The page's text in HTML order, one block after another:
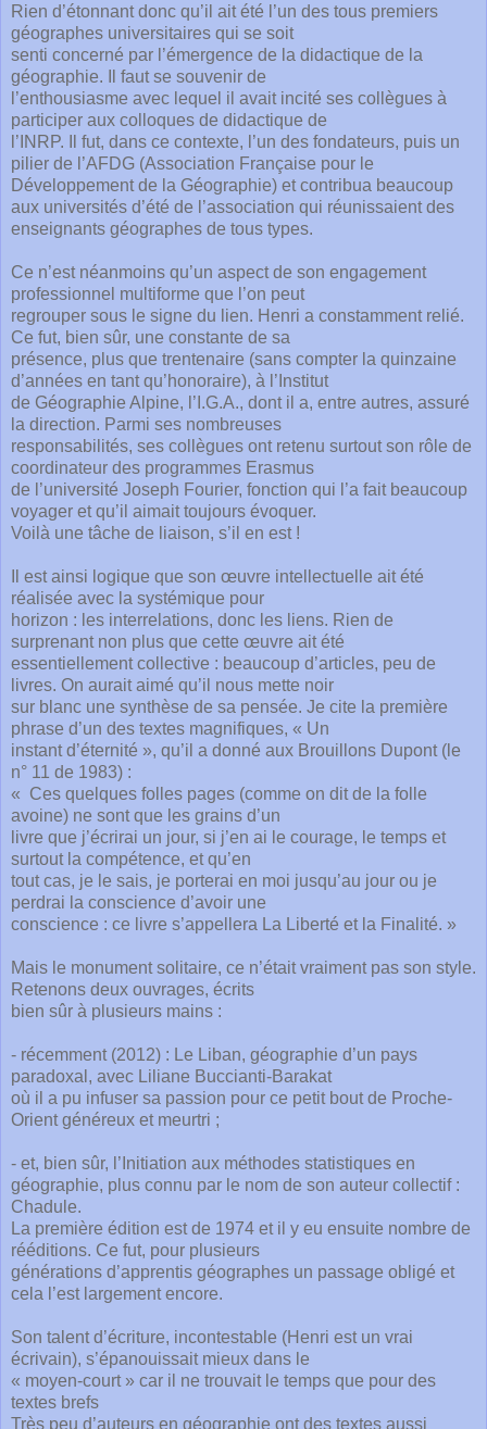
Rien d’étonnant donc qu’il ait été l’un des tous premiers
géographes universitaires qui se soit
senti concerné par l’émergence de la didactique de la
géographie. Il faut se souvenir de
l’enthousiasme avec lequel il avait incité ses collègues à
participer aux colloques de didactique de
l’INRP. Il fut, dans ce contexte, l’un des fondateurs, puis un
pilier de l’AFDG (Association Française pour le
Développement de la Géographie) et contribua beaucoup
aux universités d’été de l’association qui réunissaient des
enseignants géographes de tous types.
Ce n’est néanmoins qu’un aspect de son engagement
professionnel multiforme que l’on peut
regrouper sous le signe du lien. Henri a constamment relié.
Ce fut, bien sûr, une constante de sa
présence, plus que trentenaire (sans compter la quinzaine
d’années en tant qu’honoraire), à l’Institut
de Géographie Alpine, l’I.G.A., dont il a, entre autres, assuré
la direction. Parmi ses nombreuses
responsabilités, ses collègues ont retenu surtout son rôle de
coordinateur des programmes Erasmus
de l’université Joseph Fourier, fonction qui l’a fait beaucoup
voyager et qu’il aimait toujours évoquer.
Voilà une tâche de liaison, s’il en est !
Il est ainsi logique que son œuvre intellectuelle ait été
réalisée avec la systémique pour
horizon : les interrelations, donc les liens. Rien de
surprenant non plus que cette œuvre ait été
essentiellement collective : beaucoup d’articles, peu de
livres. On aurait aimé qu’il nous mette noir
sur blanc une synthèse de sa pensée. Je cite la première
phrase d’un des textes magnifiques, « Un
instant d’éternité », qu’il a donné aux Brouillons Dupont (le
n° 11 de 1983) :
« Ces quelques folles pages (comme on dit de la folle
avoine) ne sont que les grains d’un
livre que j’écrirai un jour, si j’en ai le courage, le temps et
surtout la compétence, et qu’en
tout cas, je le sais, je porterai en moi jusqu’au jour ou je
perdrai la conscience d’avoir une
conscience : ce livre s’appellera La Liberté et la Finalité. »
Mais le monument solitaire, ce n’était vraiment pas son style.
Retenons deux ouvrages, écrits
bien sûr à plusieurs mains :
- récemment (2012) : Le Liban, géographie d’un pays
paradoxal, avec Liliane Buccianti-Barakat
où il a pu infuser sa passion pour ce petit bout de Proche-
Orient généreux et meurtri ;
- et, bien sûr, l’Initiation aux méthodes statistiques en
géographie, plus connu par le nom de son auteur collectif :
Chadule.
La première édition est de 1974 et il y eu ensuite nombre de
rééditions. Ce fut, pour plusieurs
générations d’apprentis géographes un passage obligé et
cela l’est largement encore.
Son talent d’écriture, incontestable (Henri est un vrai
écrivain), s’épanouissait mieux dans le
« moyen-court » car il ne trouvait le temps que pour des
textes brefs
Très peu d’auteurs en géographie ont des textes aussi